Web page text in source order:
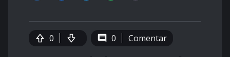
0 0 Comentar